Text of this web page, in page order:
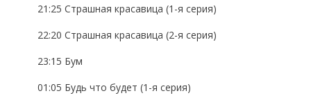
21:25 Страшная красавица (1-я серия)
22:20 Страшная красавица (2-я серия)
23:15 Бум
01:05 Будь что будет (1-я серия)